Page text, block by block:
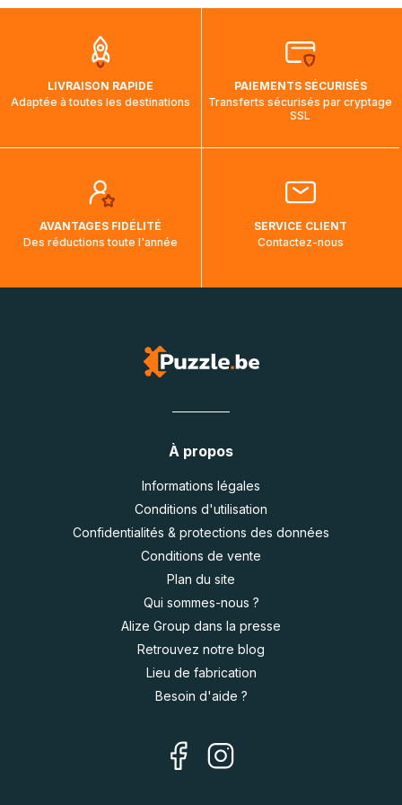
aura touché terre.
LIVRAISON RAPIDE
Adaptée à toutes les destinations
PAIEMENTS SÉCURISÉS
Transferts sécurisés par cryptage
SSL
AVANTAGES FIDÉLITÉ
Des réductions toute l'année
SERVICE CLIENT
Contactez-nous
À propos
Informations légales
Conditions d'utilisation
Confidentialités & protections des données
Conditions de vente
Plan du site
Qui sommes-nous ?
Alize Group dans la presse
Retrouvez notre blog
Lieu de fabrication
Besoin d'aide ?